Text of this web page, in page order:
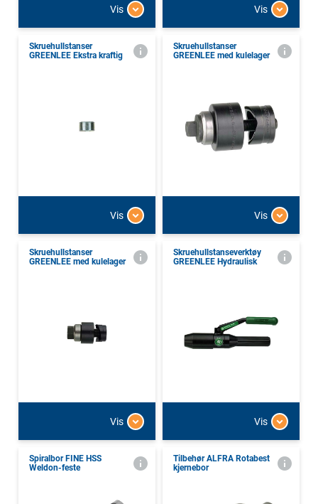
Vis Vis
Skruehullstanser
GREENLEE Ekstra kraftig
Vis
Skruehullstanser
GREENLEE med kulelager
Vis
Skruehullstanser
GREENLEE med kulelager
Vis
Skruehullstanseverktøy
GREENLEE Hydraulisk
Vis
Spiralbor FINE HSS
Weldon-feste
Tilbehør ALFRA Rotabest
kjernebor